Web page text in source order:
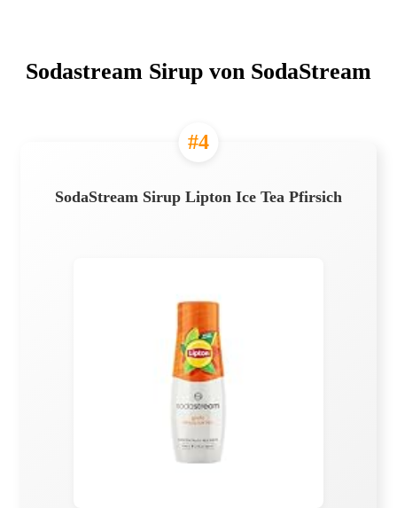
Sodastream Sirup von SodaStream
#4
SodaStream Sirup Lipton Ice Tea Pfirsich